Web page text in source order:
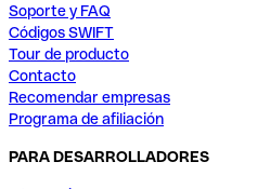
Soporte y FAQ
Códigos SWIFT
Tour de producto
Contacto
Recomendar empresas
Programa de afiliación
PARA DESARROLLADORES